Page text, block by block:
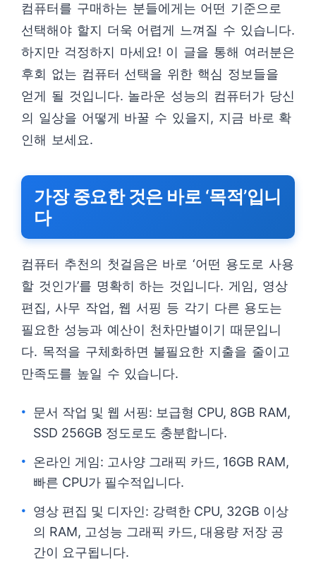
컴퓨터를 구매하는 분들에게는 어떤 기준으로
선택해야 할지 더욱 어렵게 느껴질 수 있습니다.
하지만 걱정하지 마세요! 이 글을 통해 여러분은
후회 없는 컴퓨터 선택을 위한 핵심 정보들을
얻게 될 것입니다. 놀라운 성능의 컴퓨터가 당신
의 일상을 어떻게 바꿀 수 있을지, 지금 바로 확
인해 보세요.
가장 중요한 것은 바로 ‘목적’입니
다
컴퓨터 추천의 첫걸음은 바로 ‘어떤 용도로 사용
할 것인가’를 명확히 하는 것입니다. 게임, 영상
편집, 사무 작업, 웹 서핑 등 각기 다른 용도는
필요한 성능과 예산이 천차만별이기 때문입니
다. 목적을 구체화하면 불필요한 지출을 줄이고
만족도를 높일 수 있습니다.
문서 작업 및 웹 서핑: 보급형 CPU, 8GB RAM,
SSD 256GB 정도로도 충분합니다.
온라인 게임: 고사양 그래픽 카드, 16GB RAM,
빠른 CPU가 필수적입니다.
영상 편집 및 디자인: 강력한 CPU, 32GB 이상
의 RAM, 고성능 그래픽 카드, 대용량 저장 공
간이 요구됩니다.